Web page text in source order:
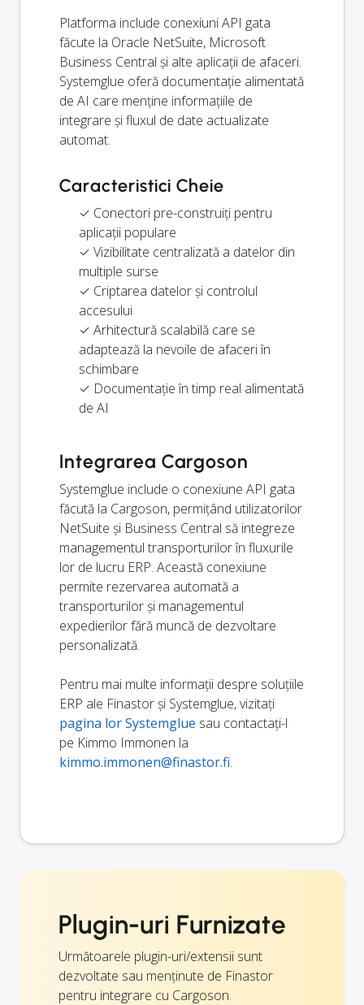
Platforma include conexiuni API gata
făcute la Oracle NetSuite, Microsoft
Business Central și alte aplicații de afaceri.
Systemglue oferă documentație alimentată
de AI care menține informațiile de
integrare și fluxul de date actualizate
automat.
Caracteristici Cheie
✓ Conectori pre-construiți pentru
aplicații populare
✓ Vizibilitate centralizată a datelor din
multiple surse
✓ Criptarea datelor și controlul
accesului
✓ Arhitectură scalabilă care se
adaptează la nevoile de afaceri în
schimbare
✓ Documentație în timp real alimentată
de AI
Integrarea Cargoson
Systemglue include o conexiune API gata
făcută la Cargoson, permițând utilizatorilor
NetSuite și Business Central să integreze
managementul transporturilor în fluxurile
lor de lucru ERP. Această conexiune
permite rezervarea automată a
transporturilor și managementul
expedierilor fără muncă de dezvoltare
personalizată.
Pentru mai multe informații despre soluțiile
ERP ale Finastor și Systemglue, vizitați
pagina lor Systemglue sau contactați-l
pe Kimmo Immonen la
kimmo.immonen@finastor.fi.
Plugin-uri Furnizate
Următoarele plugin-uri/extensii sunt
dezvoltate sau menținute de Finastor
pentru integrare cu Cargoson.